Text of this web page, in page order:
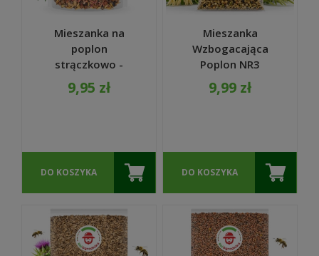
Mieszanka na
poplon
strączkowo -
zbożowa nasiona
MIX 8 ODMIAN 1kg
9,95 zł
DO KOSZYKA
Mieszanka
Wzbogacająca
Poplon NR3
nasiona 1kg -
RajOgrodnika
9,99 zł
DO KOSZYKA